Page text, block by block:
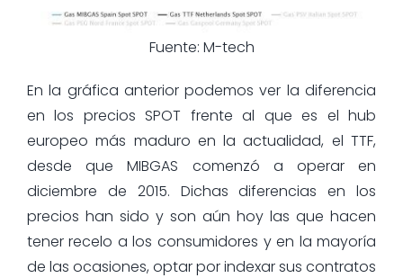
Fuente: M-tech
En la gráfica anterior podemos ver la diferencia
en los precios SPOT frente al que es el hub
europeo más maduro en la actualidad, el TTF,
desde que MIBGAS comenzó a operar en
diciembre de 2015. Dichas diferencias en los
precios han sido y son aún hoy las que hacen
tener recelo a los consumidores y en la mayoría
de las ocasiones, optar por indexar sus contratos